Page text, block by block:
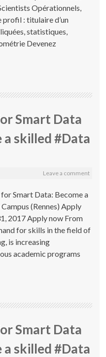
Opérationnels,
: titulaire d’un
statistiques,
Devenez
Smart Data
a skilled #Data
Leave a comment
Smart Data: Become a
(Rennes) Apply
2017 Apply now From
for skills in the field of
is increasing
academic programs
Smart Data
a skilled #Data